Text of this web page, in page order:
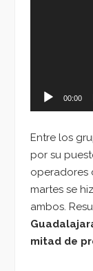
00:00
Entre los
por su
operadores
martes se
ambos.
mitad de